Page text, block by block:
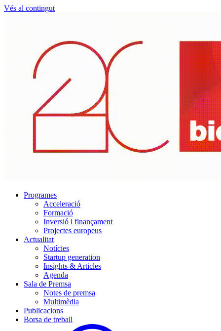
Vés al contingut
Programes
Acceleració
Formació
Inversió i finançament
Projectes europeus
Actualitat
Notícies
Startup generation
Insights & Articles
Agenda
Sala de Premsa
Notes de premsa
Multimèdia
Publicacions
Borsa de treball